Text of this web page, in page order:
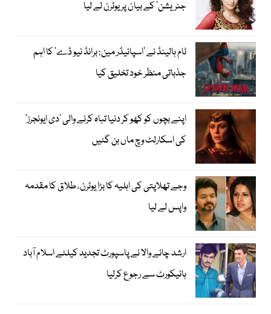
جنریشن‘ کے بیان پر یوٹرن لے لیا
ٹام ہالینڈ نے ’اسپائیڈر مین: برانڈ نیو ڈے‘ کا اہم
جذباتی منظر خود تخلیق کیا
اپنے بچوں کو کھو کر دنیا تباہ کرنے والی ’دی ایونجرز‘
کی اسکارلٹ وچ ماں بن گئیں
وجے تھلاپتی کی اہلیہ کا بڑا یوٹرن، طلاق کا مقدمہ
واپس لے لیا
ارشد چائے والا نے پاسپورٹ تجدید کیلئے اسلام آباد
ہائیکورٹ سے رجوع کرلیا